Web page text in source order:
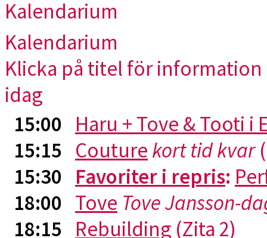
Kalendarium
Kalendarium
Klicka på titel för
idag
15:00 Haru + Tove & Tooti i
15:15 Couture kort tid kvar
15:30 Favoriter i repris:
18:00 Tove Tove Jansson-
18:15 Rebuilding (Zita 2)